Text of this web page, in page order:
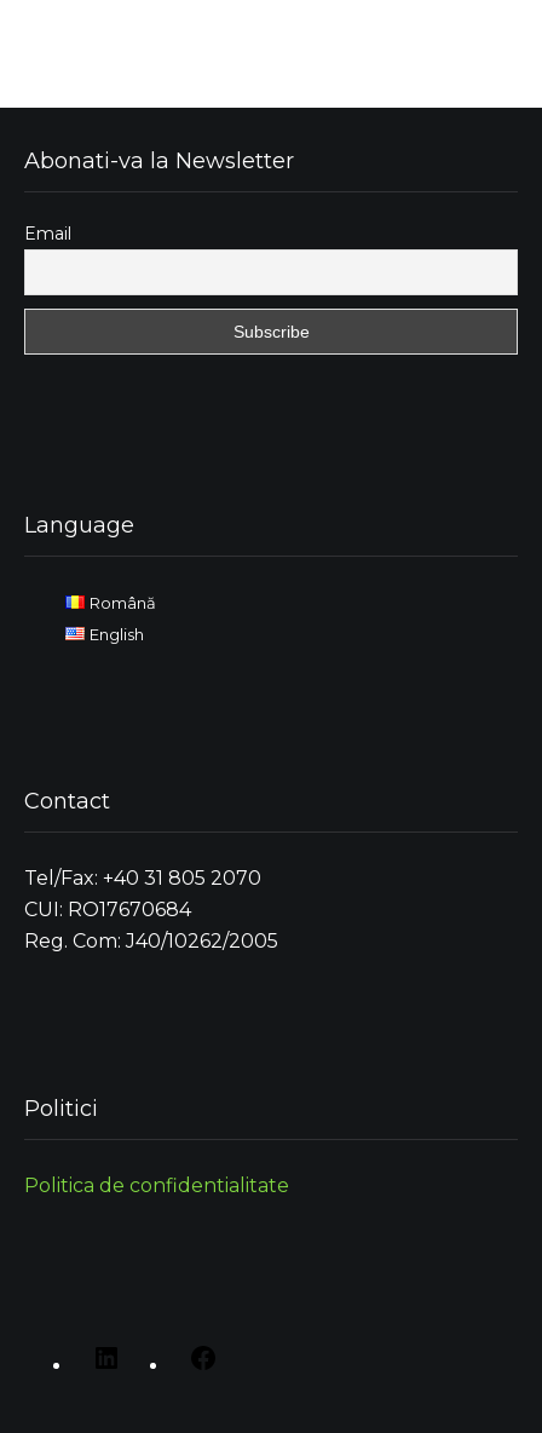
Abonati-va la Newsletter
Email
Language
Română
English
Contact
Tel/Fax: +40 31 805 2070
CUI: RO17670684
Reg. Com: J40/10262/2005
Politici
Politica de confidentialitate